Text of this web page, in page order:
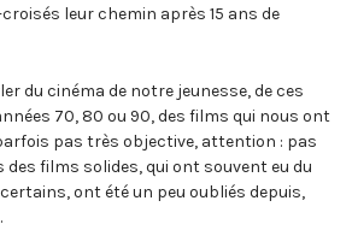
leur chemin après 15 ans de
du cinéma de notre jeunesse, de ces
70, 80 ou 90, des films qui nous ont
pas très objective, attention : pas
des films solides, qui ont souvent eu du
ont été un peu oubliés depuis,